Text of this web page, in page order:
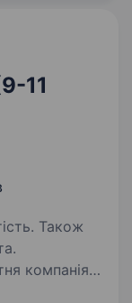
11
Також
компанія,